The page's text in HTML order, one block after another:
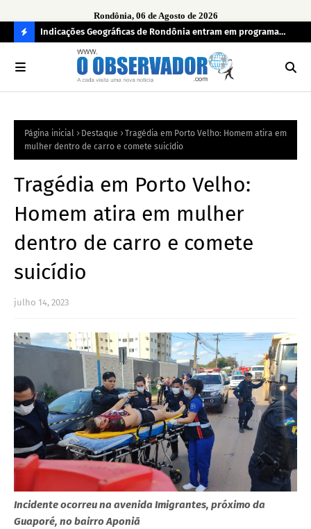
Rondônia, 06 de Agosto de 2026
O
R
Indicações Geográficas de Rondônia entram em programa
internacional para acelerar negócios
Página inicial Destaque
Tragédia em Porto Velho: Homem atira em
mulher dentro de carro e comete suicídio
Tragédia em Porto Velho:
Homem atira em mulher
dentro de carro e comete
suicídio
julho 14, 2023
Incidente ocorreu na avenida Imigrantes, próximo da
Guaporé, no bairro Aponiã